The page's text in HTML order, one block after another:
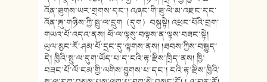
འོན་ཟུགས་ཡར་གྲགས་དང་། འཞང་གི་ཟུ་ལེ་མ་འཇང་དང་
འོན་རྐུ་གཉིས་ཀྱི་སྤུ་ལ་དྲུག（དུག）བསྐུསྟེ། འཕྲང་པོའི་བྲག་
གཡའ་པོ་འདའ་ནས། ཕོ་ལ་ལྟསུ་བལྟས་ན་ལྟས་བཟང་སྟེ།
ཡུལ་མྱང་རོ་ཤམ་པོ་དྲང་དུ་ལྷགས་ནས། །ཐབས་ཀྱིས་བསྒྱུད་
དེ། ཁྱིའི་སྤུ་ལ་དུག་ཡོད་པ་ད་ངའི་རྟ་རྫིས་ཁྲིད་ནས། ཁྱི་
བཟང་པོ་ལོ་ངམ་གྱི་ལགིས་བྱུགས་པ་དང་། ངའི་རྟ་རྫིས་ཁྱིའི་